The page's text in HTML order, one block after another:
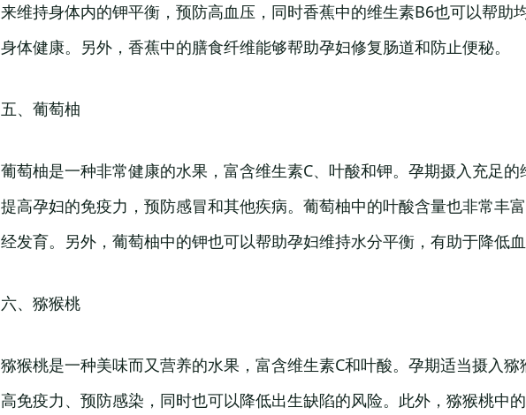
来维持身体内的钾平衡，预防高血压，同时香蕉中的维生素B6也可以帮助
身体健康。另外，香蕉中的膳食纤维能够帮助孕妇修复肠道和防止便秘。
五、葡萄柚
葡萄柚是一种非常健康的水果，富含维生素C、叶酸和钾。孕期摄入充足
提高孕妇的免疫力，预防感冒和其他疾病。葡萄柚中的叶酸含量也非常丰
经发育。另外，葡萄柚中的钾也可以帮助孕妇维持水分平衡，有助于降低血
六、猕猴桃
猕猴桃是一种美味而又营养的水果，富含维生素C和叶酸。孕期适当摄入
高免疫力、预防感染，同时也可以降低出生缺陷的风险。此外，猕猴桃中